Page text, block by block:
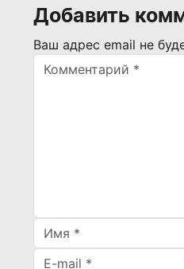
Добавить
Ваш адрес email не